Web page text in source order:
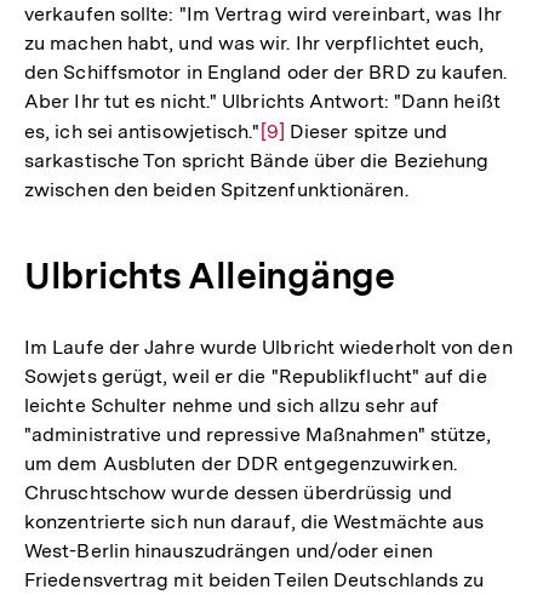
verkaufen sollte: "Im Vertrag wird vereinbart, was Ihr
zu machen habt, und was wir. Ihr verpflichtet euch,
den Schiffsmotor in England oder der BRD zu kaufen.
Aber Ihr tut es nicht." Ulbrichts Antwort: "Dann heißt
es, ich sei antisowjetisch." Zur
Auflösung
der
[9] Dieser spitze und
sarkastische Ton spricht Bände über die Beziehung
zwischen den beiden Spitzenfunktionären.
Ulbrichts Alleingänge
Im Laufe der Jahre wurde Ulbricht wiederholt von den
Sowjets gerügt, weil er die "Republikflucht" auf die
leichte Schulter nehme und sich allzu sehr auf
"administrative und repressive Maßnahmen" stütze,
um dem Ausbluten der DDR entgegenzuwirken.
Chruschtschow wurde dessen überdrüssig und
konzentrierte sich nun darauf, die Westmächte aus
West-Berlin hinauszudrängen und/oder einen
Friedensvertrag mit beiden Teilen Deutschlands zu